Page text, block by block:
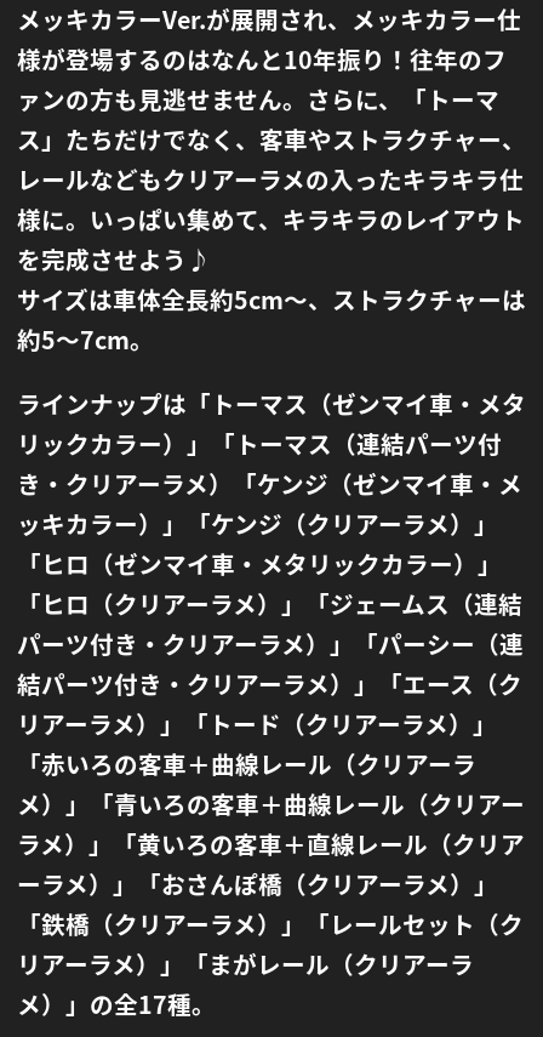
メッキカラーVer.が展開され、メッキカラー仕
様が登場するのはなんと10年振り！ 往年のフ
ァンの方も見逃せません。 さらに、「トーマ
ス」たちだけでなく、客車やストラクチャー、
レールなどもクリアーラメの入ったキラキラ仕
様に。 いっぱい集めて、キラキラのレイアウト
を完成させよう♪
サイズは車体全長約5cm〜、ストラクチャーは
約5〜7cm。
ラインナップは「トーマス（ゼンマイ車・メタ
リックカラー）」「トーマス（連結パーツ付
き・クリアーラメ）
「ケンジ（ゼンマイ車・メ
ッキカラー）」「ケンジ（クリアーラメ）」
「ヒロ（ゼンマイ車・メタリックカラー）」
「ヒロ（クリアーラメ）」「ジェームス（連結
パーツ付き・クリアーラメ）」
「パーシー（連
結パーツ付き・クリアーラメ）」「エース（ク
リアーラメ）」「トード（クリアーラメ）」
「赤いろの客車＋曲線レール（クリアーラ
メ）」「青いろの客車＋曲線レール（クリアー
ラメ）」
「黄いろの客車＋直線レール（クリア
ーラメ）」「おさんぽ橋（クリアーラメ）」
「鉄橋（クリアーラメ）」
「レールセット（ク
リアーラメ）」「まがレール（クリアーラ
メ）」の全17種。